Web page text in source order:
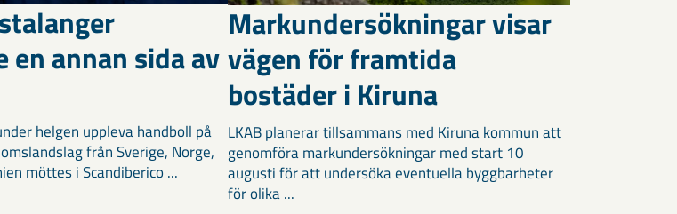
en annan sida av
helgen uppleva handboll på
från Sverige, Norge,
möttes i Scandiberico ...
Markundersökningar visar
vägen för framtida
bostäder i Kiruna
LKAB planerar tillsammans med Kiruna kommun att
genomföra markundersökningar med start 10
augusti för att undersöka eventuella byggbarheter
för olika ...